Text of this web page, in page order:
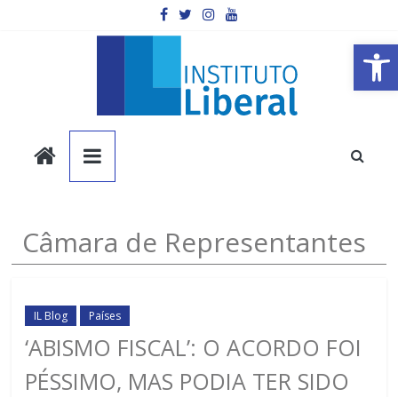
Barra de Ferramentas Aberta
Instituto
Liberal
é
mais
importante
da
sociedade.
Câmara de Representantes
IL Blog Países
‘ABISMO FISCAL’: O ACORDO FOI
PÉSSIMO, MAS PODIA TER SIDO